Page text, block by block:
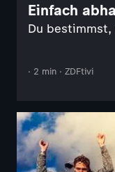
Einfach
Du
· 2 min · ZDFtivi